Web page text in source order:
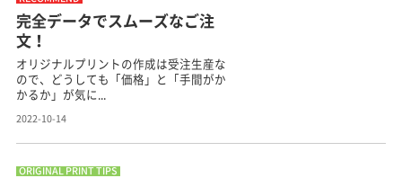
完全データでスムーズなご注
文！
オリジナルプリントの作成は受注生産な
ので、どうしても「価格」と「手間がか
かるか」が気に...
2022-10-14
ORIGINAL PRINT TIPS